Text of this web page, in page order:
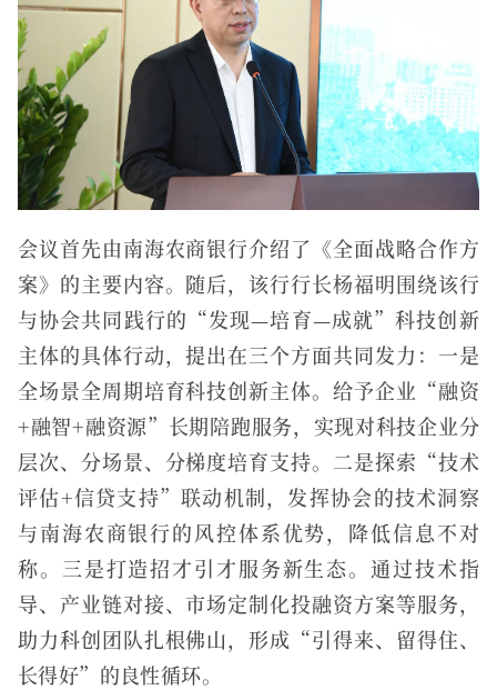
会议首先由南海农商银行介绍了《全面战略合作方
案》的主要内容。随后，该行行长杨福明围绕该行
与协会共同践行的“发现—培育—成就”科技创新
主体的具体行动，提出在三个方面共同发力：一是
全场景全周期培育科技创新主体。给予企业“融资
+融智+融资源”长期陪跑服务，实现对科技企业分
层次、分场景、分梯度培育支持。二是探索“技术
评估+信贷支持”联动机制，发挥协会的技术洞察
与南海农商银行的风控体系优势，降低信息不对
称。三是打造招才引才服务新生态。通过技术指
导、产业链对接、市场定制化投融资方案等服务，
助力科创团队扎根佛山，形成“引得来、留得住、
长得好”的良性循环。